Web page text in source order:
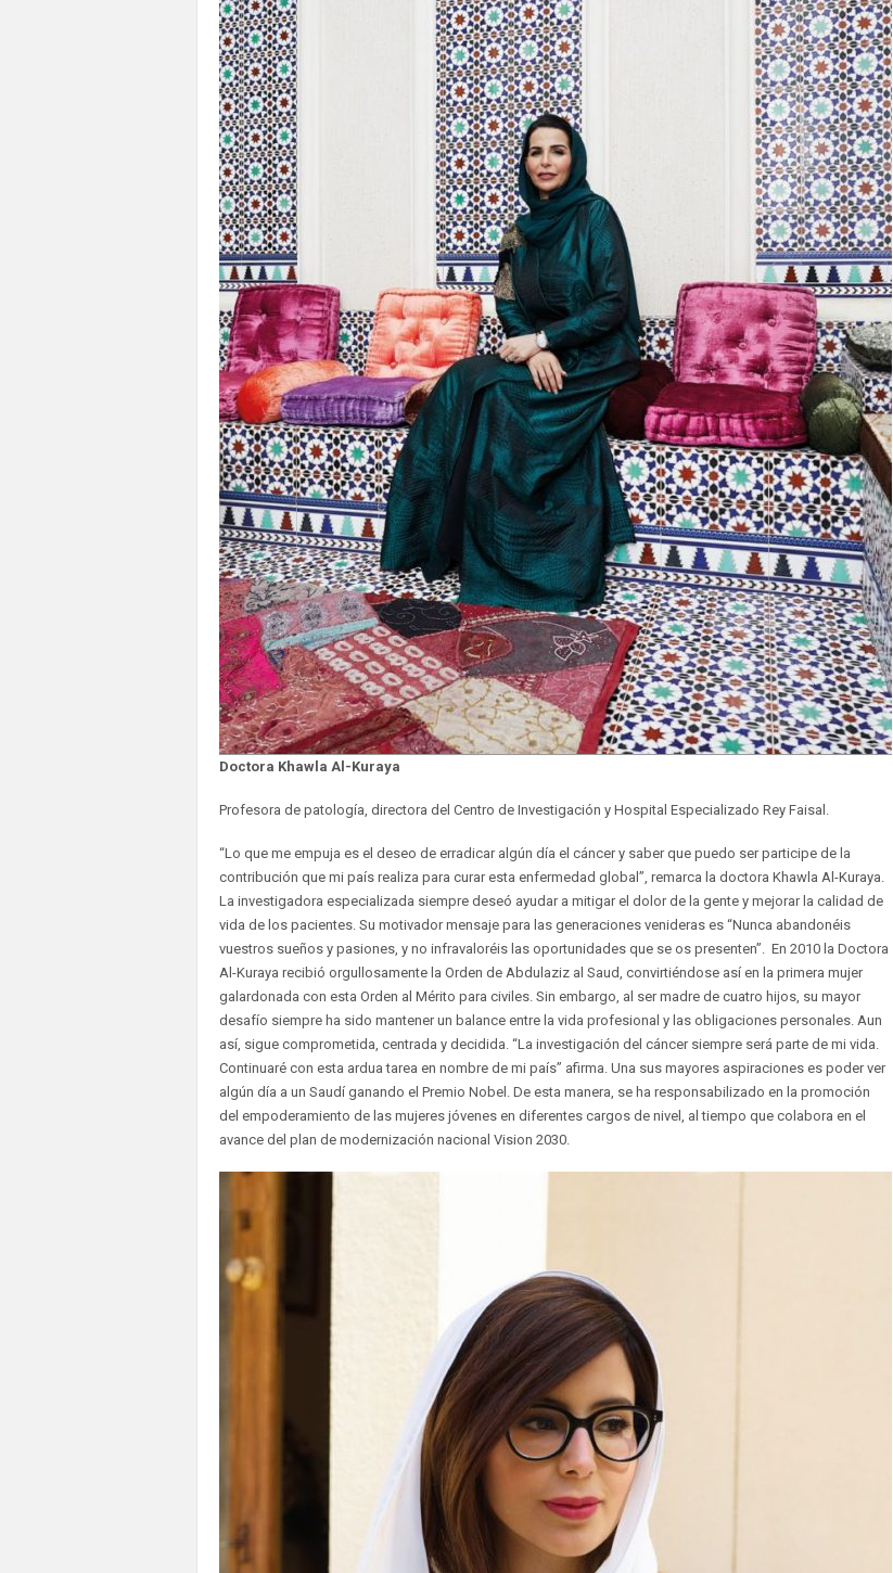
Doctora Khawla Al-Kuraya
Profesora de patología, directora del Centro de Investigación y Hospital Especializado Rey Faisal.
“Lo que me empuja es el deseo de erradicar algún día el cáncer y saber que puedo ser participe de la
contribución que mi país realiza para curar esta enfermedad global”, remarca la doctora Khawla Al-Kuraya.
La investigadora especializada siempre deseó ayudar a mitigar el dolor de la gente y mejorar la calidad de
vida de los pacientes. Su motivador mensaje para las generaciones venideras es “Nunca abandonéis
vuestros sueños y pasiones, y no infravaloréis las oportunidades que se os presenten”. En 2010 la Doctora
Al-Kuraya recibió orgullosamente la Orden de Abdulaziz al Saud, convirtiéndose así en la primera mujer
galardonada con esta Orden al Mérito para civiles. Sin embargo, al ser madre de cuatro hijos, su mayor
desafío siempre ha sido mantener un balance entre la vida profesional y las obligaciones personales. Aun
así, sigue comprometida, centrada y decidida. “La investigación del cáncer siempre será parte de mi vida.
Continuaré con esta ardua tarea en nombre de mi país” afirma. Una sus mayores aspiraciones es poder ver
algún día a un Saudí ganando el Premio Nobel. De esta manera, se ha responsabilizado en la promoción
del empoderamiento de las mujeres jóvenes en diferentes cargos de nivel, al tiempo que colabora en el
avance del plan de modernización nacional Vision 2030.